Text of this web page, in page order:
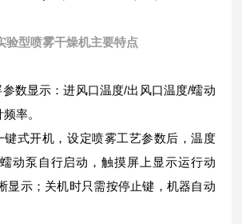
验型喷雾干燥机主要特点
数显示：进风口温度/出风口温度/蠕动
率。
键式开机，设定喷雾工艺参数后，温度
动泵自行启动，触摸屏上显示运行动
显示；关机时只需按停止键，机器自动